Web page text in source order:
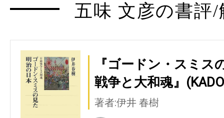
五味 文彦の書評
『ゴードン・スミス
戦争と大和魂』
著者:伊井 春樹